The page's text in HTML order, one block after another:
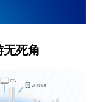
死角